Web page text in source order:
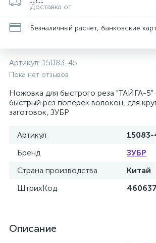
Доставка от
Безналичный расчет, банковские
Артикул: 15083-45
Пока нет отзывов
Ножовка для быстрого реза "ТАЙГА-
быстрый рез поперек волокон, для
заготовок, ЗУБР
Артикул
15083-
Бренд
ЗУБР
Страна производства
Китай
ШтрихКод
Описание